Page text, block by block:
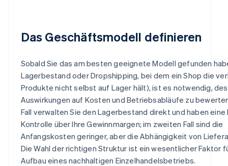
Das Geschäftsmodell definieren
Sobald Sie das am besten geeignete Modell gefunden
Lagerbestand oder Dropshipping, bei dem ein Shop die
Produkte nicht selbst auf Lager hält), ist es notwendig,
Auswirkungen auf Kosten und Betriebsabläufe zu
Fall verwalten Sie den Lagerbestand direkt und haben
Kontrolle über Ihre Gewinnmargen; im zweiten Fall sind die
Anfangskosten geringer, aber die Abhängigkeit von
Die Wahl der richtigen Struktur ist ein wesentlicher Faktor
Aufbau eines nachhaltigen Einzelhandelsbetriebs.